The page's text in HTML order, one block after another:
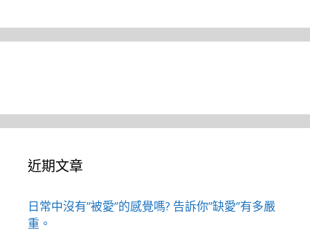
近期文章
日常中沒有”被愛”的感覺嗎? 告訴你”缺愛”有多嚴
重。